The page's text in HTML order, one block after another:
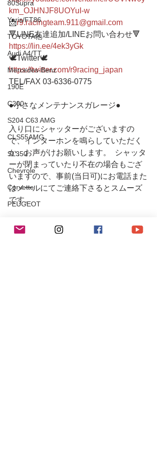
80Supra
Yaris/FT86
TOYOTA他
Audi A4/TT
Mercedes-Benz
190E
C200
S204 C63 AMG
CLS55AMG
SL350
Chevrole
Corvette
PEUGEOT
km_OJHNJF8UOYuI-w
📩r9.racingteam.911@gmail.com
🔻LINE友達追加/LINEお問い合わせ🔻
https://lin.ee/4ek3yGk
🕊Twitter🕊
https://twitter.com/r9racing_japan
TEL/FAX 03-6336-0775
●小さなメンテナンスガレージ●
入り口にシャッターがございますの
で、インターホンを鳴らしていただく
か、お声がけお願いします。  シャッタ
ーが閉まっていたり不在の場合もござ
いますので、事前(当日可)にお電話また
はメールにてご連絡下さるとスムーズ
です。
#r9racing
#r9racingteam